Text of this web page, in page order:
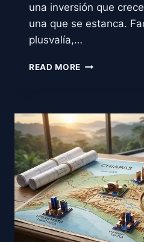
una inversión que
una que se estanca.
plusvalía,…
READ MORE LAS
CONSTRUIR
EN
TUXTLA
GUTIÉRREZ
EN
2026